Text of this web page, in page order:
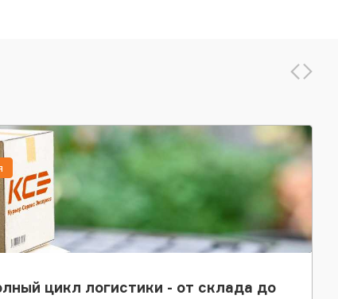
цикл логистики - от склада до